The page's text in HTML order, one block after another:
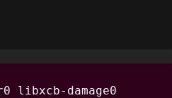
damage0